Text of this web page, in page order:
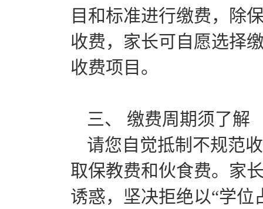
目和标准进行缴费，除
收费，家长可自愿选择
收费项目。
三、 缴费周期须了解
请您自觉抵制不规范
取保教费和伙食费。家
诱惑，坚决拒绝以“学位